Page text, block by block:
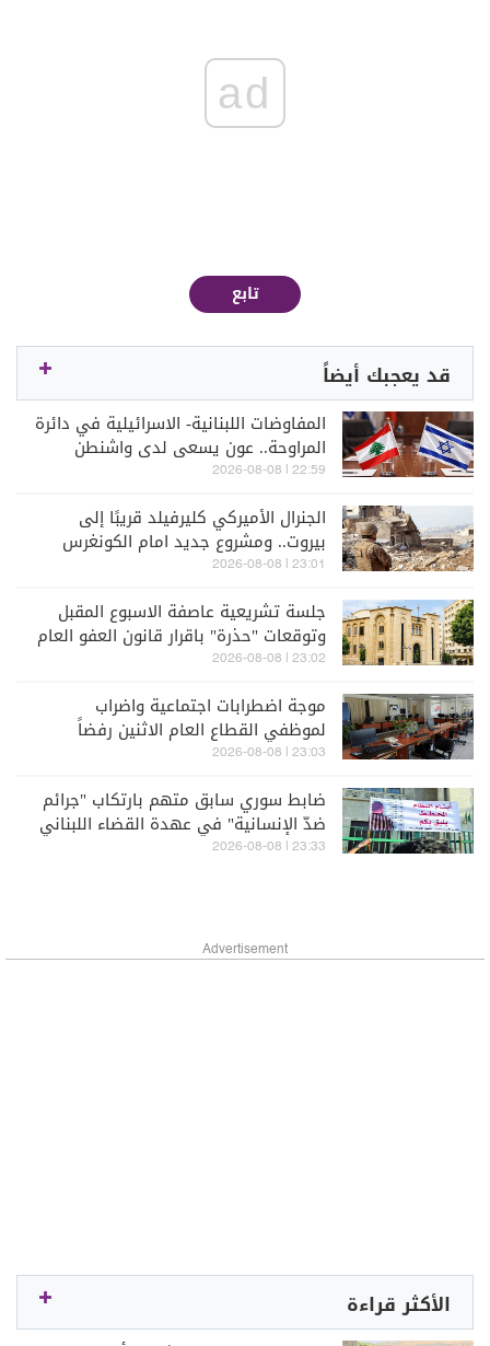
ad
تابع
قد يعجبك أيضاً
المفاوضات اللبنانية- الاسرائيلية في دائرة
المراوحة.. عون يسعى لدى واشنطن
لوقف النار وتوسيع الانسحابات
22:59 | 2026-08-08
الجنرال الأميركي كليرفيلد قريبًا إلى
بيروت.. ومشروع جديد امام الكونغرس
لدعم القوات المسلحة اللبنانية
23:01 | 2026-08-08
جلسة تشريعية عاصفة الاسبوع المقبل
وتوقعات "حذرة" باقرار قانون العفو العام
23:02 | 2026-08-08
موجة اضطرابات اجتماعية واضراب
لموظفي القطاع العام الاثنين رفضاً
لتقسيط المستحقات
23:03 | 2026-08-08
ضابط سوري سابق متهم بارتكاب "جرائم
ضدّ الإنسانية" في عهدة القضاء اللبناني
23:33 | 2026-08-08
Advertisement
الأكثر قراءة